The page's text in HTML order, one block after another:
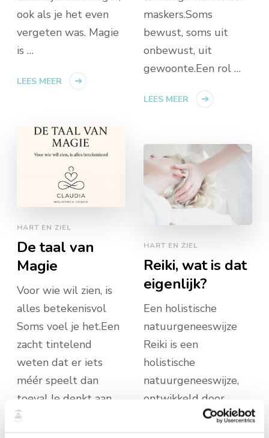
ook als je het even
vergeten was. Magie
is …
LEES MEER
maskers.Soms
bewust, soms uit
onbewust, uit
gewoonte.Een rol …
LEES MEER
HART EN ZIEL
De taal van
Magie
Voor wie wil zien, is
alles betekenisvol
Soms voel je het.Een
zacht tintelend
weten dat er iets
méér speelt dan
toeval.Je denkt aan
iemand en diegene
HART EN ZIEL
Reiki, wat is dat
eigenlijk?
Een holistische
natuurgeneeswijze
Reiki is een
holistische
natuurgeneeswijze,
ontwikkeld door
Mikao Usui. De